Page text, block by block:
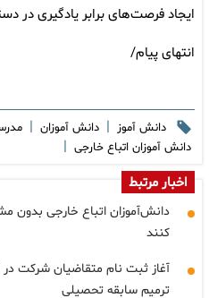
ایجاد فرصت‌های برابر یادگیری در
انتهای پیام/
دانش آموز | دانش آموزان |
دانش آموزان اتباع خارجی |
اخبار مرتبط
دانش‌آموزان اتباع خارجی بدون
کنند
آغاز ثبت نام متقاضیان شرکت در
ترمیم سابقه تحصیلی